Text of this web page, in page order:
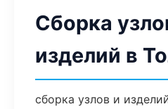
Сборка
изделий в
сборка узлов и